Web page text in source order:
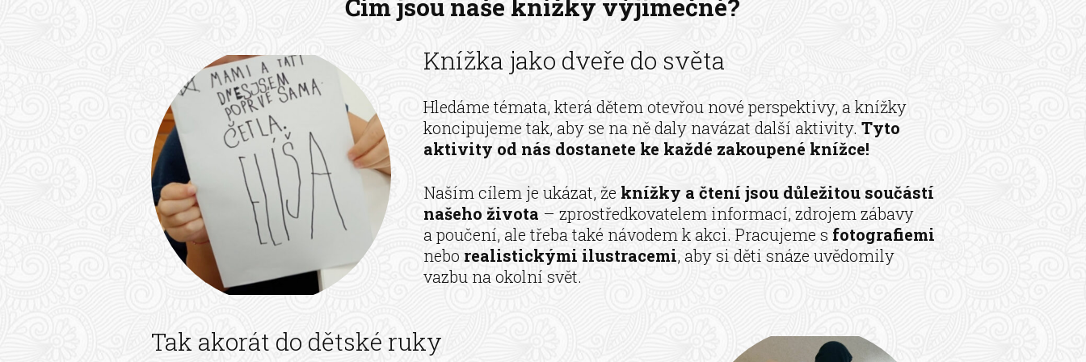
Čím jsou naše knížky výjimečné?
Knížka jako dveře do světa
Hledáme témata, která dětem otevřou nové perspektivy, a knížky
koncipujeme tak, aby se na ně daly navázat další aktivity. Tyto
aktivity od nás dostanete ke každé zakoupené knížce!
Naším cílem je ukázat, že knížky a čtení jsou důležitou součástí
našeho života – zprostředkovatelem informací, zdrojem zábavy
a poučení, ale třeba také návodem k akci. Pracujeme s fotografiemi
nebo realistickými ilustracemi, aby si děti snáze uvědomily
vazbu na okolní svět.
Tak akorát do dětské ruky